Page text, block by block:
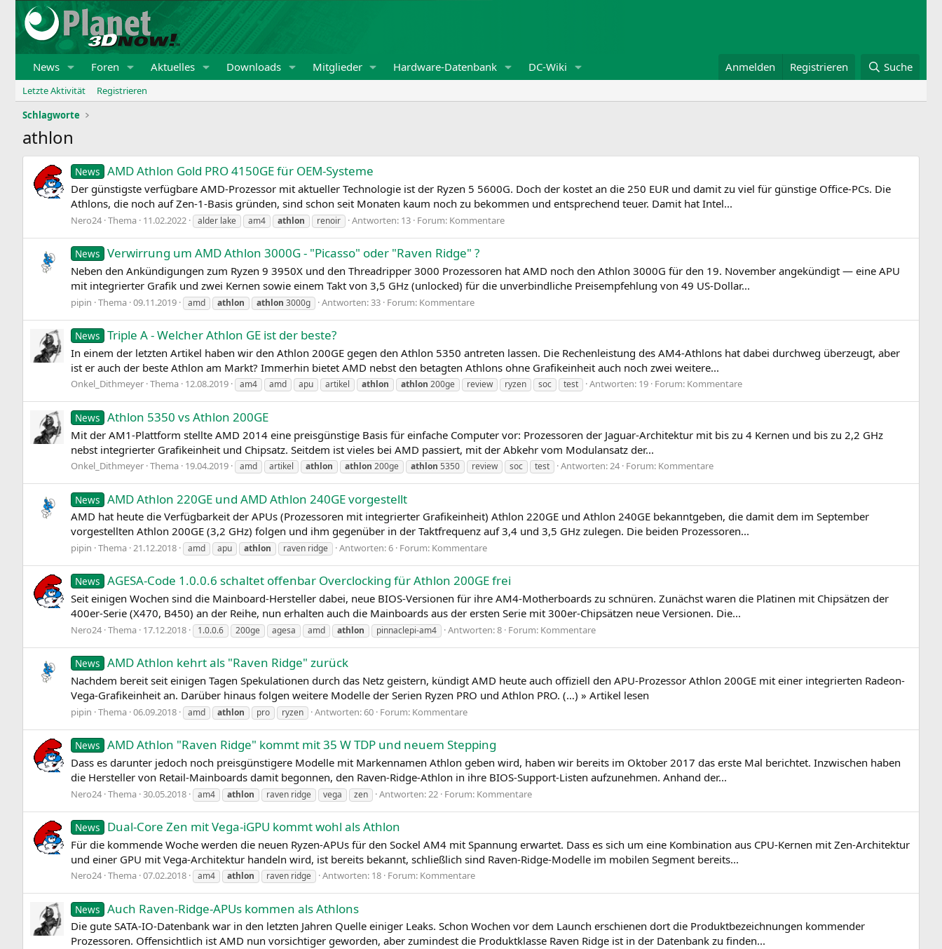
News Foren Aktuelles Downloads Mitglieder Hardware-Datenbank DC-Wiki Anmelden Registrieren Suche
Letzte Aktivität
Registrieren
Schlagworte
athlon
News AMD Athlon Gold PRO 4150GE für OEM-Systeme
Der günstigste verfügbare AMD-Prozessor mit aktueller Technologie ist der Ryzen 5 5600G. Doch der kostet an die 250 EUR und damit zu viel für günstige Office-PCs. Die
Athlons, die noch auf Zen-1-Basis gründen, sind schon seit Monaten kaum noch zu bekommen und entsprechend teuer. Damit hat Intel...
Nero24 Thema 11.02.2022 alder lake am4 athlon renoir Antworten: 13 Forum: Kommentare
News Verwirrung um AMD Athlon 3000G - "Picasso" oder "Raven Ridge" ?
Neben den Ankündigungen zum Ryzen 9 3950X und den Threadripper 3000 Prozessoren hat AMD noch den Athlon 3000G für den 19. November angekündigt — eine APU
mit integrierter Grafik und zwei Kernen sowie einem Takt von 3,5 GHz (unlocked) für die unverbindliche Preisempfehlung von 49 US-Dollar...
pipin Thema 09.11.2019 amd athlon athlon 3000g Antworten: 33 Forum: Kommentare
News Triple A - Welcher Athlon GE ist der beste?
In einem der letzten Artikel haben wir den Athlon 200GE gegen den Athlon 5350 antreten lassen. Die Rechenleistung des AM4-Athlons hat dabei durchweg überzeugt, aber
ist er auch der beste Athlon am Markt? Immerhin bietet AMD nebst den betagten Athlons ohne Grafikeinheit auch noch zwei weitere...
Onkel_Dithmeyer Thema 12.08.2019 am4 amd apu artikel athlon athlon 200ge review ryzen soc test Antworten: 19 Forum: Kommentare
News Athlon 5350 vs Athlon 200GE
Mit der AM1-Plattform stellte AMD 2014 eine preisgünstige Basis für einfache Computer vor: Prozessoren der Jaguar-Architektur mit bis zu 4 Kernen und bis zu 2,2 GHz
nebst integrierter Grafikeinheit und Chipsatz. Seitdem ist vieles bei AMD passiert, mit der Abkehr vom Modulansatz der...
Onkel_Dithmeyer Thema 19.04.2019 amd artikel athlon athlon 200ge athlon 5350 review soc test Antworten: 24 Forum: Kommentare
News AMD Athlon 220GE und AMD Athlon 240GE vorgestellt
AMD hat heute die Verfügbarkeit der APUs (Prozessoren mit integrierter Grafikeinheit) Athlon 220GE und Athlon 240GE bekanntgeben, die damit dem im September
vorgestellten Athlon 200GE (3,2 GHz) folgen und ihm gegenüber in der Taktfrequenz auf 3,4 und 3,5 GHz zulegen. Die beiden Prozessoren...
pipin Thema 21.12.2018 amd apu athlon raven ridge Antworten: 6 Forum: Kommentare
News AGESA-Code 1.0.0.6 schaltet offenbar Overclocking für Athlon 200GE frei
Seit einigen Wochen sind die Mainboard-Hersteller dabei, neue BIOS-Versionen für ihre AM4-Motherboards zu schnüren. Zunächst waren die Platinen mit Chipsätzen der
400er-Serie (X470, B450) an der Reihe, nun erhalten auch die Mainboards aus der ersten Serie mit 300er-Chipsätzen neue Versionen. Die...
Nero24 Thema 17.12.2018 1.0.0.6 200ge agesa amd athlon pinnaclepi-am4 Antworten: 8 Forum: Kommentare
News AMD Athlon kehrt als "Raven Ridge" zurück
Nachdem bereit seit einigen Tagen Spekulationen durch das Netz geistern, kündigt AMD heute auch offiziell den APU-Prozessor Athlon 200GE mit einer integrierten Radeon-
Vega-Grafikeinheit an. Darüber hinaus folgen weitere Modelle der Serien Ryzen PRO und Athlon PRO. (…) » Artikel lesen
pipin Thema 06.09.2018 amd athlon pro ryzen Antworten: 60 Forum: Kommentare
News AMD Athlon "Raven Ridge" kommt mit 35 W TDP und neuem Stepping
Dass es darunter jedoch noch preisgünstigere Modelle mit Markennamen Athlon geben wird, haben wir bereits im Oktober 2017 das erste Mal berichtet. Inzwischen haben
die Hersteller von Retail-Mainboards damit begonnen, den Raven-Ridge-Athlon in ihre BIOS-Support-Listen aufzunehmen. Anhand der...
Nero24 Thema 30.05.2018 am4 athlon raven ridge vega zen Antworten: 22 Forum: Kommentare
News Dual-Core Zen mit Vega-iGPU kommt wohl als Athlon
Für die kommende Woche werden die neuen Ryzen-APUs für den Sockel AM4 mit Spannung erwartet. Dass es sich um eine Kombination aus CPU-Kernen mit Zen-Architektur
und einer GPU mit Vega-Architektur handeln wird, ist bereits bekannt, schließlich sind Raven-Ridge-Modelle im mobilen Segment bereits...
Nero24 Thema 07.02.2018 am4 athlon raven ridge Antworten: 18 Forum: Kommentare
News Auch Raven-Ridge-APUs kommen als Athlons
Die gute SATA-IO-Datenbank war in den letzten Jahren Quelle einiger Leaks. Schon Wochen vor dem Launch erschienen dort die Produktbezeichnungen kommender
Prozessoren. Offensichtlich ist AMD nun vorsichtiger geworden, aber zumindest die Produktklasse Raven Ridge ist in der Datenbank zu finden...